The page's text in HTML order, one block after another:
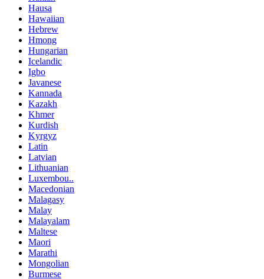
Hausa
Hawaiian
Hebrew
Hmong
Hungarian
Icelandic
Igbo
Javanese
Kannada
Kazakh
Khmer
Kurdish
Kyrgyz
Latin
Latvian
Lithuanian
Luxembou..
Macedonian
Malagasy
Malay
Malayalam
Maltese
Maori
Marathi
Mongolian
Burmese